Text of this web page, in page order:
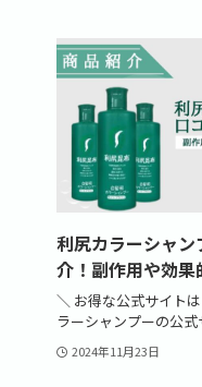
利尻カラーシャ
介！副作用や効
＼ お得な公式サイト
ラーシャンプーの公式
2024年11月23日